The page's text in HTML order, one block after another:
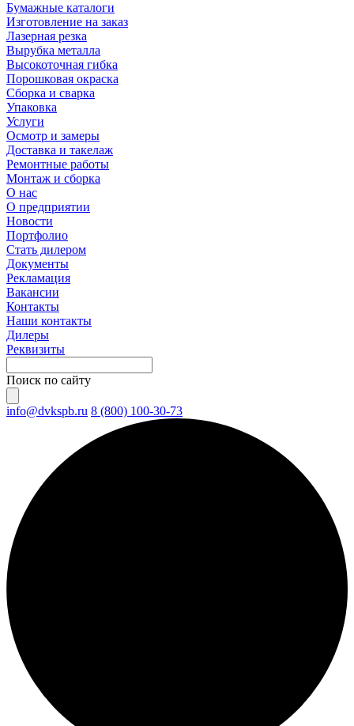
Бумажные каталоги
Изготовление на заказ
Лазерная резка
Вырубка металла
Высокоточная гибка
Порошковая окраска
Сборка и сварка
Упаковка
Услуги
Осмотр и замеры
Доставка и такелаж
Ремонтные работы
Монтаж и сборка
О нас
О предприятии
Новости
Портфолио
Стать дилером
Документы
Рекламация
Вакансии
Контакты
Наши контакты
Дилеры
Реквизиты
Поиск по сайту
info@dvkspb.ru 8 (800) 100-30-73